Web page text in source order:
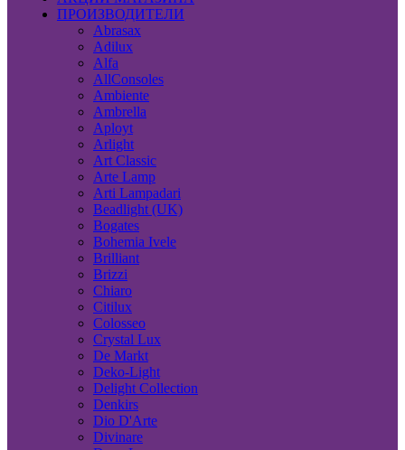
ПРОИЗВОДИТЕЛИ
Abrasax
Adilux
Alfa
AllConsoles
Ambiente
Ambrella
Aployt
Arlight
Art Classic
Arte Lamp
Arti Lampadari
Beadlight (UK)
Bogates
Bohemia Ivele
Brilliant
Brizzi
Chiaro
Citilux
Colosseo
Crystal Lux
De Markt
Deko-Light
Delight Collection
Denkirs
Dio D'Arte
Divinare